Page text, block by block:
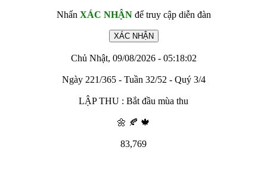
Nhấn XÁC NHẬNđể truy cập diễn đàn
Chủ Nhật, 09/08/2026 - 05:18:02
Ngày 221/365 - Tuần 32/52 - Quý 3/4
LẬP THU : Bắt đầu mùa thu
🌼 🍂 🍁
83,769